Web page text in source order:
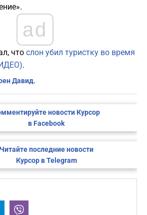
ad
что слон убил туристку во время
.
Давид.
новости Курсор
в Facebook
Читайте последние новости
Курсор в Telegram
Telegram